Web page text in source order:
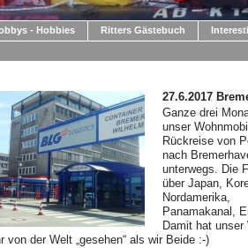
- Hobbies Ritters Gästebuch
27.6.2017
Ganze drei
unser
Rückreise von
nach
unterwegs. Die
über Japan,
Nordamerika,
Panamakanal,
Damit hat unser
von der Welt „gesehen“ als wir Beide :-)